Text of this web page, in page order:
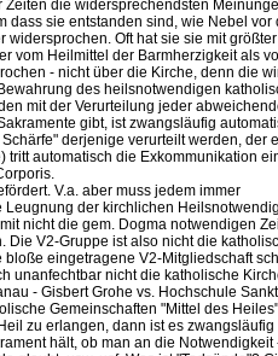
Zeiten die widersprechendsten
dass sie entstanden sind, wie Nebel vor
Oft hat sie sie mit größter
vom Heilmittel der Barmherzigkeit als
- nicht über die Kirche, denn die
des heilsnotwendigen
mit der Verurteilung jeder
gibt, ist zwangsläufig
derjenige verurteilt werden, der
automatisch die Exkommunikation
V.a. aber muss jedem immer
der kirchlichen
nicht die gem. Dogma notwendigen
V2-Gruppe ist also nicht die
eingetragene V2-Mitgliedschaft
unanfechtbar nicht die katholische
- Gisbert Grohe vs. Hochschule Sankt
Gemeinschaften "Mittel des
zu erlangen, dann ist es zwangsläufig
hält, ob man an die Notwendigkeit